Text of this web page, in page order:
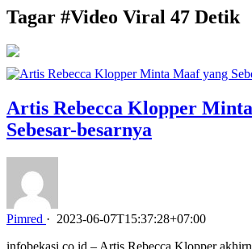
Tagar #Video Viral 47 Detik
Artis Rebecca Klopper
Sebesar-besarnya
Pimred · 2023-06-07T15:37:28+07:00
infobekasi.co.id – Artis Rebecca Klopper